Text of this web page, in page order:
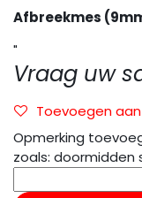
Afbreekmes
"
Vraag uw
Toevoegen
Opmerking
zoals: doormidden